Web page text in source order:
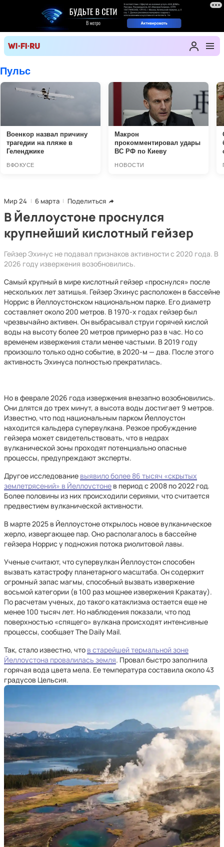
Мир 24 6 марта Поделиться
В Йеллоустоне проснулся
крупнейший кислотный гейзер
Гейзер Эхинус не подавал признаков активности с 2020 года. В
2026 году извержения возобновились.
Самый крупный в мире кислотный гейзер «проснулся» после
нескольких лет затишья. Гейзер Эхинус расположен в бассейне
Норрис в Йеллоустонском национальном парке. Его диаметр
составляет около 200 метров. В 1970-х годах гейзер был
чрезвычайно активен. Он выбрасывал струи горячей кислой
воды на высоту более 20 метров примерно раз в час. Но со
временем извержения стали менее частыми. В 2019 году
произошло только одно событие, в 2020-м — два. После этого
активность Эхинуса полностью прекратилась.
Но в феврале 2026 года извержения внезапно возобновились.
Они длятся до трех минут, а высота воды достигает 9 метров.
Известно, что под национальным парком Йеллоустон
находится кальдера супервулкана. Резкое пробуждение
гейзера может свидетельствовать, что в недрах
вулканической зоны проходят потенциально опасные
процессы, предупреждают эксперты.
Другое исследование выявило более 86 тысяч «скрытых
землетрясений» в Йеллоустоне в период с 2008 по 2022 год.
Более половины из них происходили сериями, что считается
предвестием вулканической активности.
В марте 2025 в Йеллоустоне открылось новое вулканическое
жерло, извергающее пар. Оно располагалось в бассейне
гейзера Норрис у подножия потока риолитовой лавы.
Ученые считают, что супервулкан Йеллоустон способен
вызвать катастрофу планетарного масштаба. Он содержит
огромный запас магмы, способный вызвать извержение
восьмой категории (в 100 раз мощнее извержения Кракатау).
По расчетам ученых, до такого катаклизма остается еще не
менее 100 тысяч лет. Но наблюдения показали, что под
поверхностью «спящего» вулкана происходят интенсивные
процессы, сообщает The Daily Mail.
Так, стало известно, что в старейшей термальной зоне
Йеллоустона провалилась земля. Провал быстро заполнила
горячая вода цвета мела. Ее температура составила около 43
градусов Цельсия.